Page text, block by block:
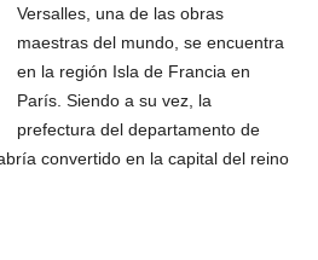
Versalles, una de las obras
maestras del mundo, se encuentra
en la región Isla de Francia en
París. Siendo a su vez, la
prefectura del departamento de
convertido en la capital del reino